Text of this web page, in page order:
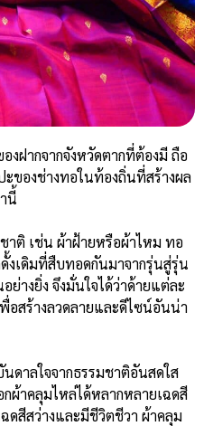
ฝากจากจังหวัดตากที่ต้องมี ถือ
ของช่างทอในท้องถิ่นที่สร้างผล
นี้
าติ เช่น ผ้าฝ้ายหรือผ้าไหม ทอ
เดิมที่สืบทอดกันมาจากรุ่นสู่รุ่น
ย่างยิ่ง จึงมั่นใจได้ว่าด้ายแต่ละ
อสร้างลวดลายและดีไซน์อันน่า
ดาลใจจากธรรมชาติอันสดใส
ผ้าคลุมไหล่ได้หลากหลายเฉดสี
ดสีสว่างและมีชีวิตชีวา ผ้าคลุม